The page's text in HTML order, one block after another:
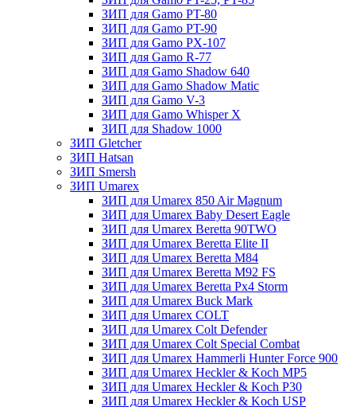
ЗИП для Gamo PT-80
ЗИП для Gamo PT-90
ЗИП для Gamo PX-107
ЗИП для Gamo R-77
ЗИП для Gamo Shadow 640
ЗИП для Gamo Shadow Matic
ЗИП для Gamo V-3
ЗИП для Gamo Whisper X
ЗИП для Shadow 1000
ЗИП Gletcher
ЗИП Hatsan
ЗИП Smersh
ЗИП Umarex
ЗИП для Umarex 850 Air Magnum
ЗИП для Umarex Baby Desert Eagle
ЗИП для Umarex Beretta 90TWO
ЗИП для Umarex Beretta Elite II
ЗИП для Umarex Beretta M84
ЗИП для Umarex Beretta M92 FS
ЗИП для Umarex Beretta Px4 Storm
ЗИП для Umarex Buck Mark
ЗИП для Umarex COLT
ЗИП для Umarex Colt Defender
ЗИП для Umarex Colt Special Combat
ЗИП для Umarex Hammerli Hunter Force 900
ЗИП для Umarex Heckler & Koch MP5
ЗИП для Umarex Heckler & Koch P30
ЗИП для Umarex Heckler & Koch USP